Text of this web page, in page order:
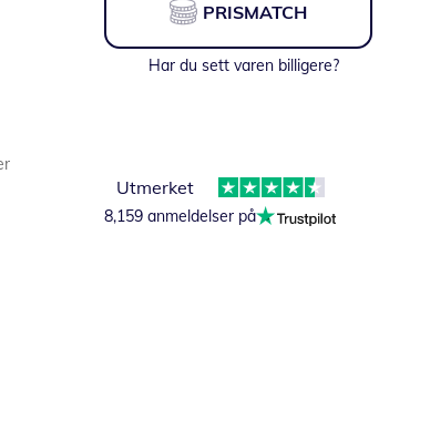
PRISMATCH
Har du sett varen billigere?
Utmerket
8,159 anmeldelser på